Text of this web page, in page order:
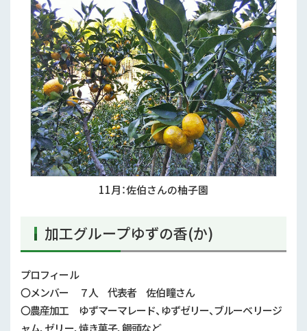
11月：佐伯さんの柚子園
加工グループゆずの香(か)
プロフィール
〇メンバー ７人 代表者 佐伯瞳さん
〇農産加工 ゆずマーマレード、ゆずゼリー、ブルーベリージ
ャム、ゼリー、焼き菓子、饅頭など